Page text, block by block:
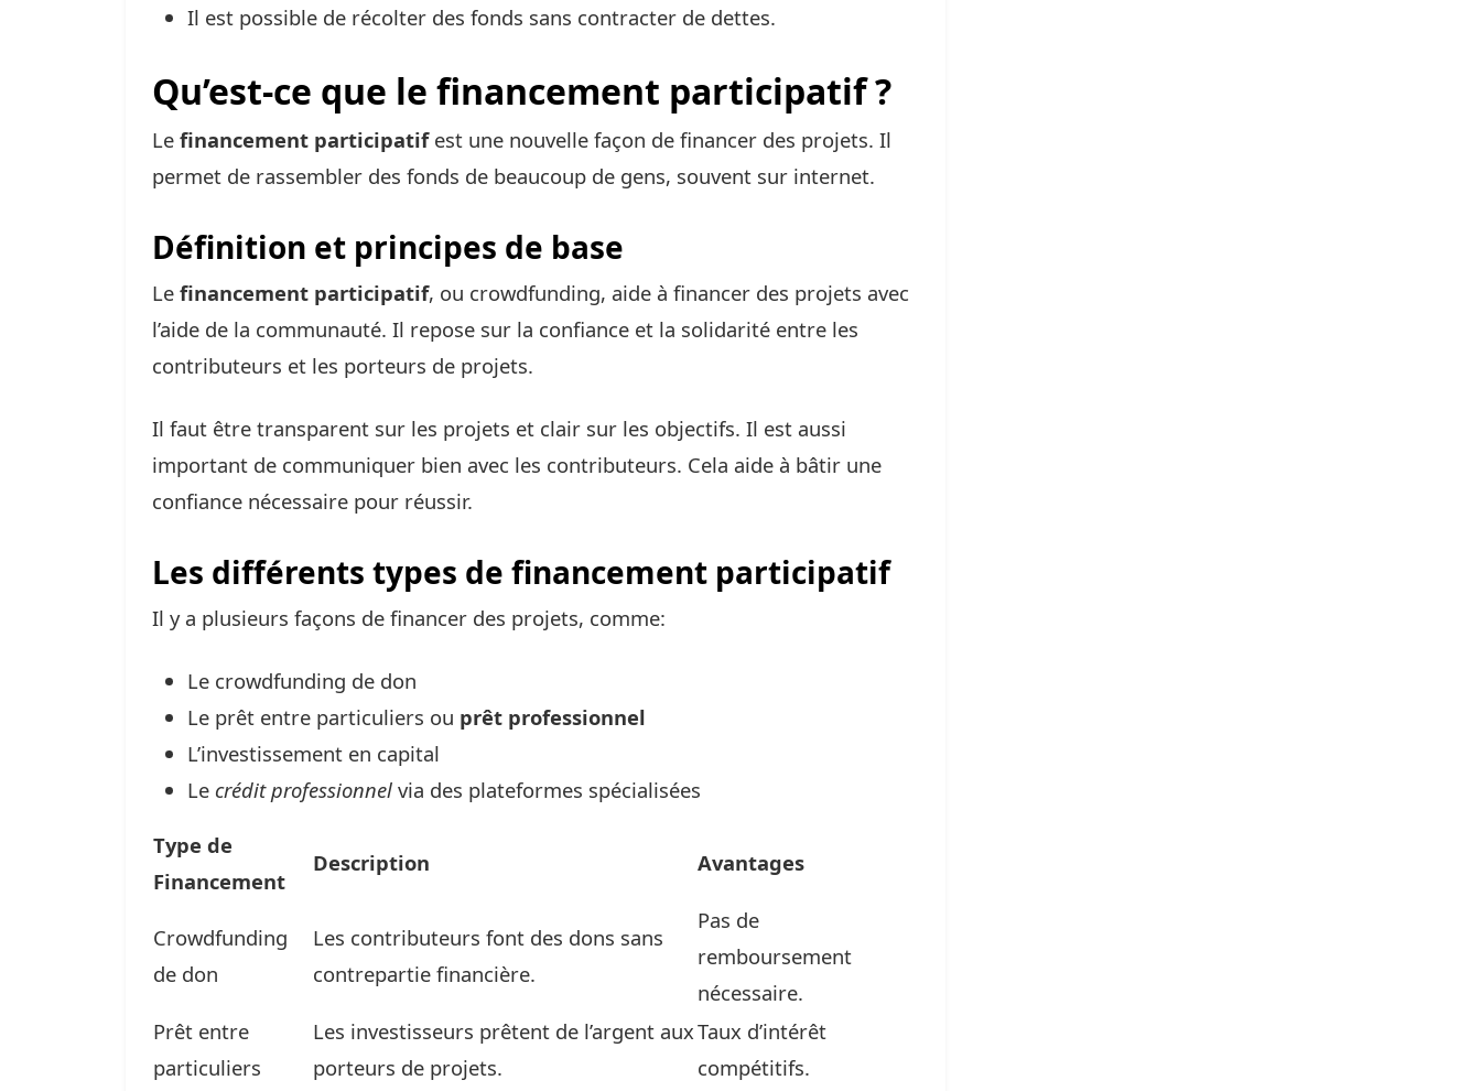
Il est possible de récolter des fonds sans contracter de dettes.
Qu’est-ce que le financement participatif ?
Le financement participatifest une nouvelle façon de financer des projets. Il
permet de rassembler des fonds de beaucoup de gens, souvent sur internet.
Définition et principes de base
Le financement participatif, ou crowdfunding, aide à financer des projets avec
l’aide de la communauté. Il repose sur la confiance et la solidarité entre les
contributeurs et les porteurs de projets.
Il faut être transparent sur les projets et clair sur les objectifs. Il est aussi
important de communiquer bien avec les contributeurs. Cela aide à bâtir une
confiance nécessaire pour réussir.
Les différents types de financement participatif
Il y a plusieurs façons de financer des projets, comme:
Le crowdfunding de don
Le prêt entre particuliers ou prêt professionnel
L’investissement en capital
Le crédit professionnel via des plateformes spécialisées
Type de
Financement
Description Avantages
Crowdfunding
de don
Les contributeurs font des dons sans
contrepartie financière.
Pas de
remboursement
nécessaire.
Prêt entre
particuliers
Les investisseurs prêtent de l’argent aux
porteurs de projets.
Taux d’intérêt
compétitifs.